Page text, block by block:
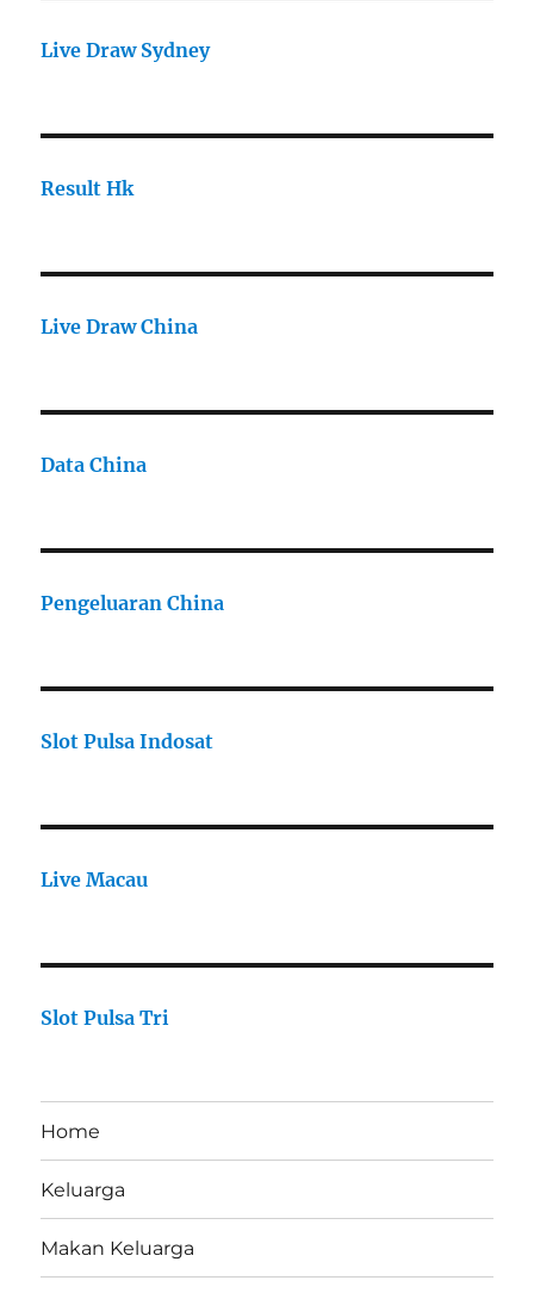
Live Draw Sydney
Result Hk
Live Draw China
Data China
Pengeluaran China
Slot Pulsa Indosat
Live Macau
Slot Pulsa Tri
Home
Keluarga
Makan Keluarga